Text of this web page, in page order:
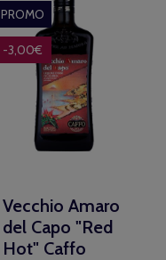
PROMO
-3,00€
Vecchio Amaro
del Capo "Red
Hot" Caffo